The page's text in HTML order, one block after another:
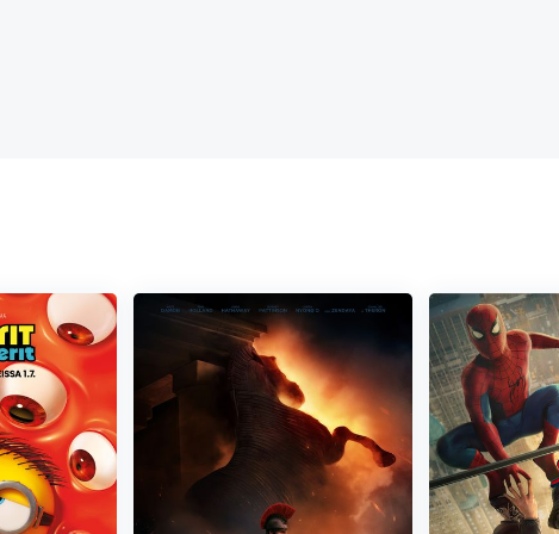
vain Rubyn fraktaaleja, eikä Ruby voi hengailla rannalla
isoäidiltään (Oscar®-voittaja Jane Fonda), Seitsemän meren
turhamaisilta, vallanhimoisilta merenneidoilta, jotka
Asiaan liittyy yksi iso ja pakottava ongelma: koulun kaunis,
Murphy, Schitt’s Creek) sattuu olemaan merenneito.
kaikin voimin suojellakseen rakkaitaan.